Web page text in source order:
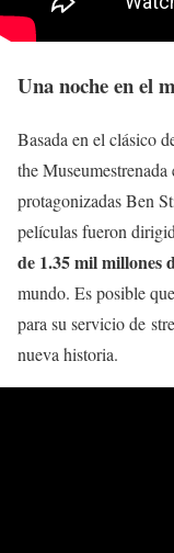
Una noche en el
Basada en el clásico
the
protagonizadas Ben
películas fueron
de 1.35 mil millones
mundo. Es posible
para su servicio de
nueva historia.